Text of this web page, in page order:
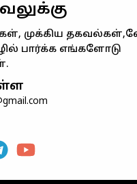
முக்கிய
பார்க்க எங்களோடு